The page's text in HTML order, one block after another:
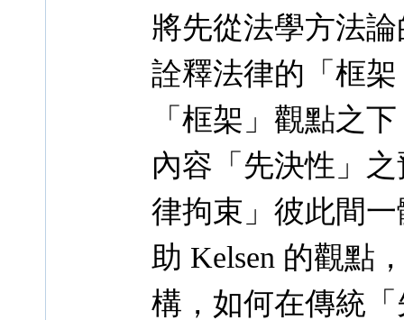
將先從法學方法
詮釋法律的「框架
「框架」觀點之
內容「先決性」
律拘束」彼此間
助 Kelsen 的觀點
構，如何在傳統